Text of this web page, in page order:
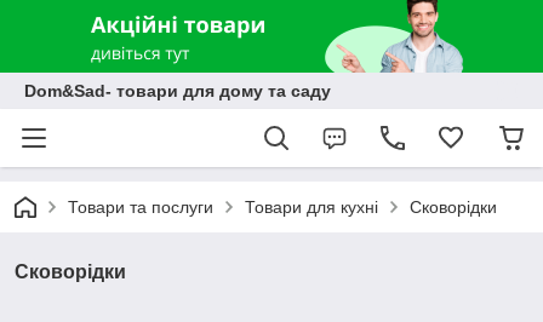
Dom&Sad- товари для дому та саду
Товари та послуги Товари для кухні Сковорідки
Сковорідки